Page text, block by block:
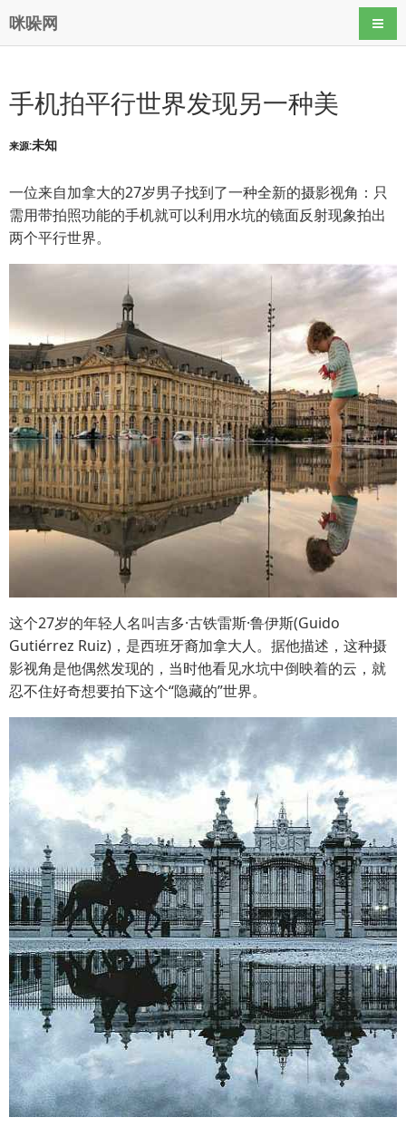
咪哚网 导航
手机拍平行世界发现另一种美
来源:未知
一位来自加拿大的27岁男子找到了一种全新的摄影视角：只
需用带拍照功能的手机就可以利用水坑的镜面反射现象拍出
两个平行世界。
这个27岁的年轻人名叫吉多·古铁雷斯·鲁伊斯(Guido
Gutiérrez Ruiz)，是西班牙裔加拿大人。据他描述，这种摄
影视角是他偶然发现的，当时他看见水坑中倒映着的云，就
忍不住好奇想要拍下这个“隐藏的”世界。